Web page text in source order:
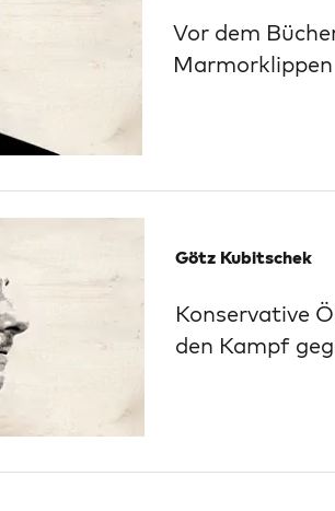
Vor dem
Marmorklippen
Götz Kubitschek
Konservative
den Kampf